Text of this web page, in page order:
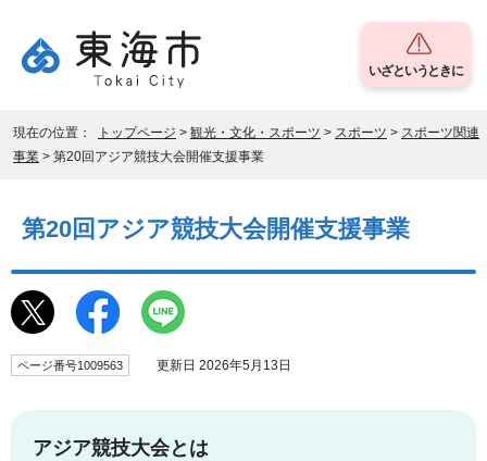
いざというときに
現在の位置： トップページ > 観光・文化・スポーツ > スポーツ > スポーツ関連
事業 > 第20回アジア競技大会開催支援事業
第20回アジア競技大会開催支援事業
ページ番号1009563 更新日 2026年5月13日
アジア競技大会とは